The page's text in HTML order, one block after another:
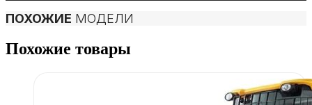
ПОХОЖИЕ МОДЕЛИ
Похожие товары